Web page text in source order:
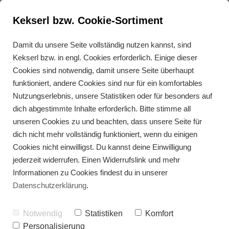
Deine Rezepte für
entspanntes Kochen trotz
Unverträglichkeiten
Kekserl bzw. Cookie-Sortiment
Damit du unsere Seite vollständig nutzen kannst, sind
Kekserl bzw. in engl. Cookies erforderlich. Einige dieser
Cookies sind notwendig, damit unsere Seite überhaupt
funktioniert, andere Cookies sind nur für ein komfortables
Nutzungserlebnis, unsere Statistiken oder für besonders auf
dich abgestimmte Inhalte erforderlich. Bitte stimme all
unseren Cookies zu und beachten, dass unsere Seite für
dich nicht mehr vollständig funktioniert, wenn du einigen
Cookies nicht einwilligst. Du kannst deine Einwilligung
jederzeit widerrufen. Einen Widerrufslink und mehr
Informationen zu Cookies findest du in unserer
Datenschutzerklärung.
Notwendig Statistiken
Komfort
Personalisierung